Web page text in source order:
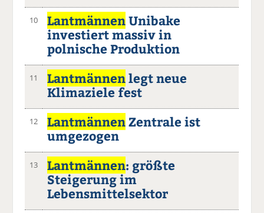
10 LantmännenUnibake
investiert massiv in
polnische Produktion
11 Lantmännenlegt neue
Klimaziele fest
12 LantmännenZentrale ist
umgezogen
13 Lantmännen: größte
Steigerung im
Lebensmittelsektor